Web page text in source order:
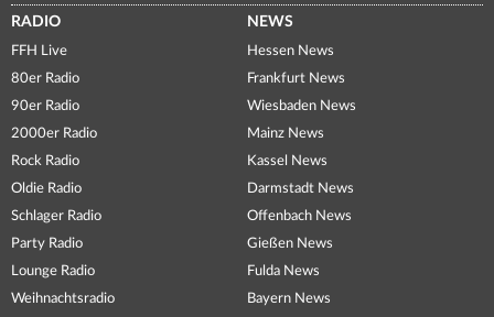
RADIO
FFH Live
80er Radio
90er Radio
2000er Radio
Rock Radio
Oldie Radio
Schlager Radio
Party Radio
Lounge Radio
Weihnachtsradio
NEWS
Hessen News
Frankfurt News
Wiesbaden News
Mainz News
Kassel News
Darmstadt News
Offenbach News
Gießen News
Fulda News
Bayern News